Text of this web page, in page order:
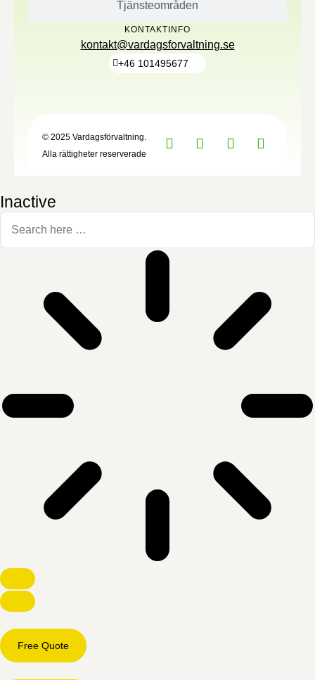
Tjänsteområden
KONTAKTINFO
kontakt@vardagsforvaltning.se
+46 101495677
© 2025 Vardagsförvaltning.
Alla rättigheter reserverade
Inactive
Free Quote